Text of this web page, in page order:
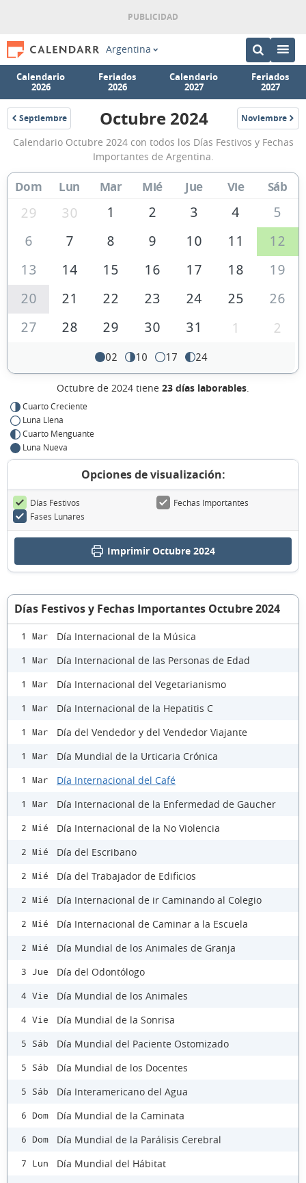
Argentina
Calendario
2026
Feriados
2026
Calendario
2027
Feriados
2027
Septiembre
2024
Calendario
Octubre
2024
de
Argentina
Octubre 2024 Noviembre
2024
Calendario Octubre 2024 con todos los Días Festivos y Fechas
Importantes de Argentina.
Dom Lun Mar Mié Jue Vie Sáb
29 30 1 2 3 4
5
6
7 8 9 10 11
12
13
14 15 16 17 18
19
20
21 22 23 24 25
26
27
28 29 30 31 1 2
02 10 17 24
Octubre de 2024 tiene 23 días laborables.
Cuarto Creciente
Luna Llena
Cuarto Menguante
Luna Nueva
Opciones de visualización:
Días Festivos
Fechas Importantes
Fases Lunares
Imprimir Octubre 2024
Días Festivos y Fechas Importantes Octubre 2024
1 Mar Día Internacional de la Música
1 Mar Día Internacional de las Personas de Edad
1 Mar Día Internacional del Vegetarianismo
1 Mar Día Internacional de la Hepatitis C
1 Mar Día del Vendedor y del Vendedor Viajante
1 Mar Día Mundial de la Urticaria Crónica
1 Mar Día Internacional del Café
1 Mar Día Internacional de la Enfermedad de Gaucher
2 Mié Día Internacional de la No Violencia
2 Mié Día del Escribano
2 Mié Día del Trabajador de Edificios
2 Mié Día Internacional de ir Caminando al Colegio
2 Mié Día Internacional de Caminar a la Escuela
2 Mié Día Mundial de los Animales de Granja
3 Jue Día del Odontólogo
4 Vie Día Mundial de los Animales
4 Vie Día Mundial de la Sonrisa
5 Sáb Día Mundial del Paciente Ostomizado
5 Sáb Día Mundial de los Docentes
5 Sáb Día Interamericano del Agua
6 Dom Día Mundial de la Caminata
6 Dom Día Mundial de la Parálisis Cerebral
7 Lun Día Mundial del Hábitat